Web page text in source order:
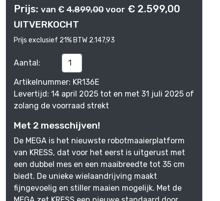
Prijs: van € 4.899,00 voor € 2.599,00
UITVERKOCHT
Prijs exclusief 21% BTW 2.147,93
Aantal:
Artikelnummer: KR136E
Levertijd: 14 april 2025 tot en met 31 juli 2025 of
zolang de voorraad strekt
Met 2 messchijven!
De MEGA is het nieuwste robotmaaierplatform
van KRESS, dat voor het eerst is uitgerust met
een dubbel mes en een maaibreedte tot 35 cm
biedt. De unieke wielaandrijving maakt
fijngevoelig en stiller maaien mogelijk. Met de